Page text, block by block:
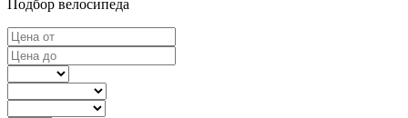
Подбор велосипеда